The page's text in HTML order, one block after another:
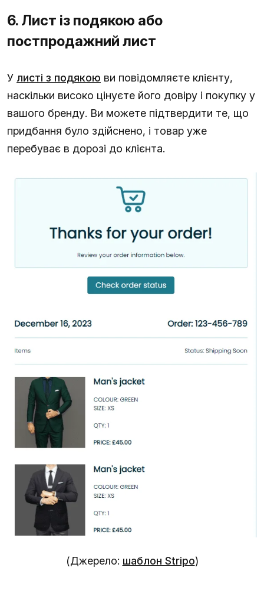
6. Лист із подякою або
постпродажний лист
У листі з подякою ви повідомляєте клієнту,
наскільки високо цінуєте його довіру і покупку у
вашого бренду. Ви можете підтвердити те, що
придбання було здійснено, і товар уже
перебуває в дорозі до клієнта.
(Джерело: шаблон Stripo)